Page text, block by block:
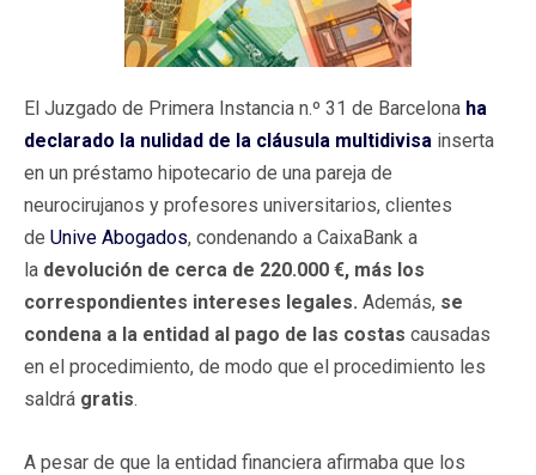
El Juzgado de Primera Instancia n.º 31 de Barcelona ha
declarado la nulidad de la cláusula multidivisa inserta
en un préstamo hipotecario de una pareja de
neurocirujanos y profesores universitarios, clientes
de Unive Abogados, condenando a CaixaBank a
la devolución de cerca de 220.000 €, más los
correspondientes intereses legales. Además, se
condena a la entidad al pago de las costas causadas
en el procedimiento, de modo que el procedimiento les
saldrá gratis.
A pesar de que la entidad financiera afirmaba que los